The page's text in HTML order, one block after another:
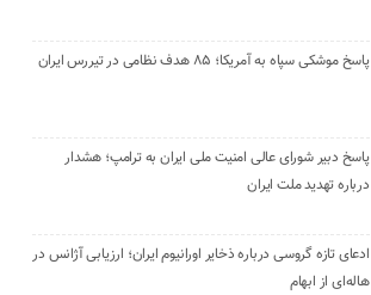
پاسخ موشکی سپاه به آمریکا؛ ۸۵ هدف نظامی در تیررس ایران
پاسخ دبیر شورای عالی امنیت ملی ایران به ترامپ؛ هشدار
درباره تهدید ملت ایران
ادعای تازه گروسی درباره ذخایر اورانیوم ایران؛ ارزیابی آژانس در
هاله‌ای از ابهام